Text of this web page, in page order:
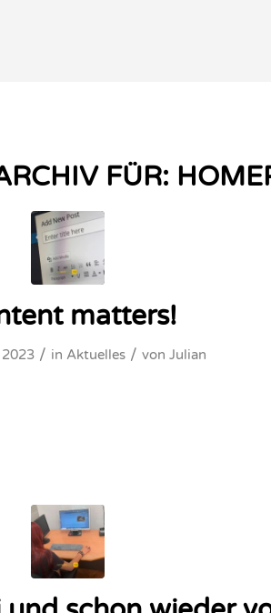
FÜR:
matters!
/ in Aktuelles / von Julian